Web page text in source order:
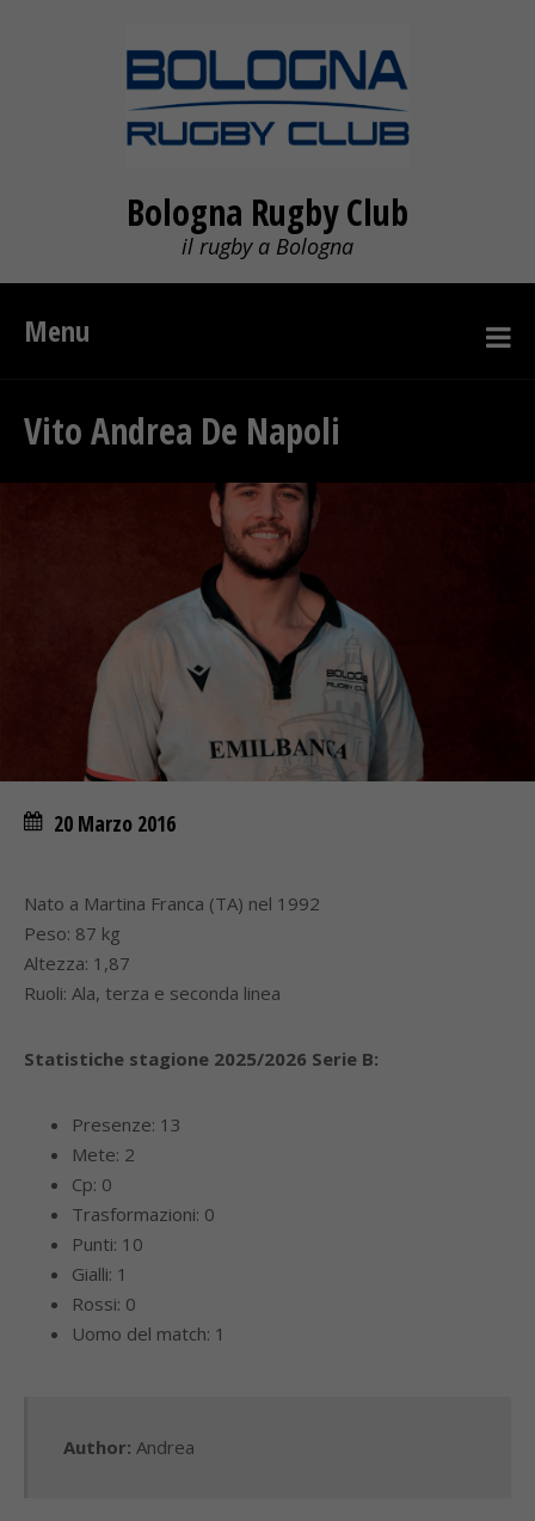
Bologna Rugby Club
il rugby a Bologna
Menu
Vito Andrea De Napoli
20 Marzo 2016
Nato a Martina Franca (TA) nel 1992
Peso: 87 kg
Altezza: 1,87
Ruoli: Ala, terza e seconda linea
Statistiche stagione 2025/2026 Serie B:
Presenze: 13
Mete: 2
Cp: 0
Trasformazioni: 0
Punti: 10
Gialli: 1
Rossi: 0
Uomo del match: 1
Author: Andrea